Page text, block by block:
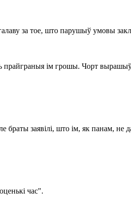
за тое, што парушыў умовы
прайграныя ім грошы. Чорт
заявілі, што ім, як панам, не
час".